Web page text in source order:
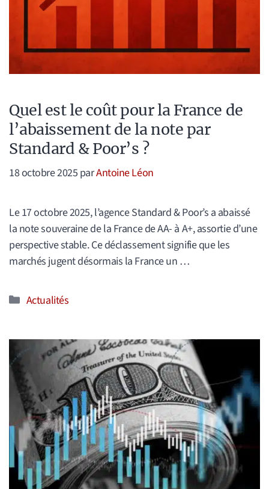
Quel est le coût pour la France de
l’abaissement de la note par
Standard & Poor’s ?
18 octobre 2025 parAntoine Léon
Le 17 octobre 2025, l’agence Standard & Poor’s a abaissé
la note souveraine de la France de AA- à A+, assortie d’une
perspective stable. Ce déclassement signifie que les
marchés jugent désormais la France un …
Catégories
Actualités